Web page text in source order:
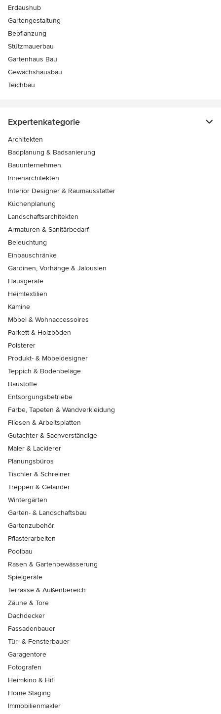
Erdaushub
Gartengestaltung
Bepflanzung
Stützmauerbau
Gartenhaus Bau
Gewächshausbau
Teichbau
Expertenkategorie
Architekten
Badplanung & Badsanierung
Bauunternehmen
Innenarchitekten
Interior Designer & Raumausstatter
Küchenplanung
Landschaftsarchitekten
Armaturen & Sanitärbedarf
Beleuchtung
Einbauschränke
Gardinen, Vorhänge & Jalousien
Hausgeräte
Heimtextilien
Kamine
Möbel & Wohnaccessoires
Parkett & Holzböden
Polsterer
Produkt- & Möbeldesigner
Teppich & Bodenbeläge
Baustoffe
Entsorgungsbetriebe
Farbe, Tapeten & Wandverkleidung
Fliesen & Arbeitsplatten
Gutachter & Sachverständige
Maler & Lackierer
Planungsbüros
Tischler & Schreiner
Treppen & Geländer
Wintergärten
Garten- & Landschaftsbau
Gartenzubehör
Pflasterarbeiten
Poolbau
Rasen & Gartenbewässerung
Spielgeräte
Terrasse & Außenbereich
Zäune & Tore
Dachdecker
Fassadenbauer
Tür- & Fensterbauer
Garagentore
Fotografen
Heimkino & Hifi
Home Staging
Immobilienmakler